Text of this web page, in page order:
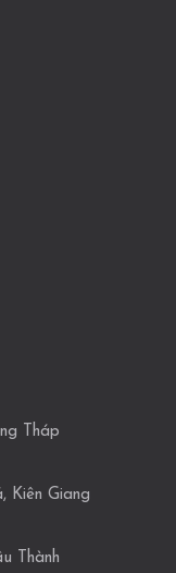
Tháp
Kiên Giang
Thành